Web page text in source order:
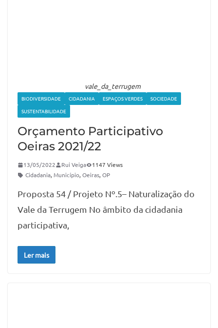
vale_da_terrugem
BIODIVERSIDADE CIDADANIA ESPAÇOS VERDES
SOCIEDADE
SUSTENTABILIDADE
Orçamento Participativo
Oeiras 2021/22
13/05/2022 Rui Veiga
1147 Views
Cidadania, Município, Oeiras, OP
Proposta 54 / Projeto Nº.5– Naturalização do
Vale da Terrugem No âmbito da cidadania
participativa,
Ler mais